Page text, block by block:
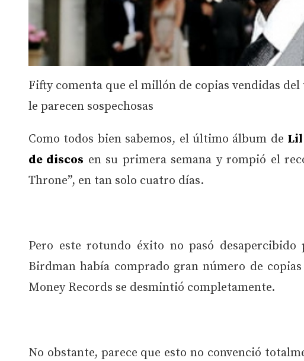
Fifty comenta que el millón de copias vendidas
le parecen sospechosas
Como todos bien sabemos, el último álbum de Lil
de discos en su primera semana y rompió el
Throne”, en tan solo cuatro días.
Pero este rotundo éxito no pasó
Birdman había comprado gran número de
Money Records se desmintió completamente.
No obstante, parece que esto no convenció